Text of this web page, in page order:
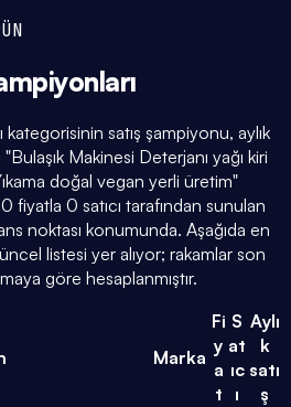
kategorisinin satış şampiyonu, aylık
Makinesi Deterjanı yağı kiri
doğal vegan yerli üretim"
fiyatla 0 satıcı tarafından sunulan
noktası konumunda. Aşağıda en
listesi yer alıyor; rakamlar son
göre hesaplanmıştır.
Marka
Fi
y
a
t
S
at
ıc
ı
Aylı
k
satı
ş